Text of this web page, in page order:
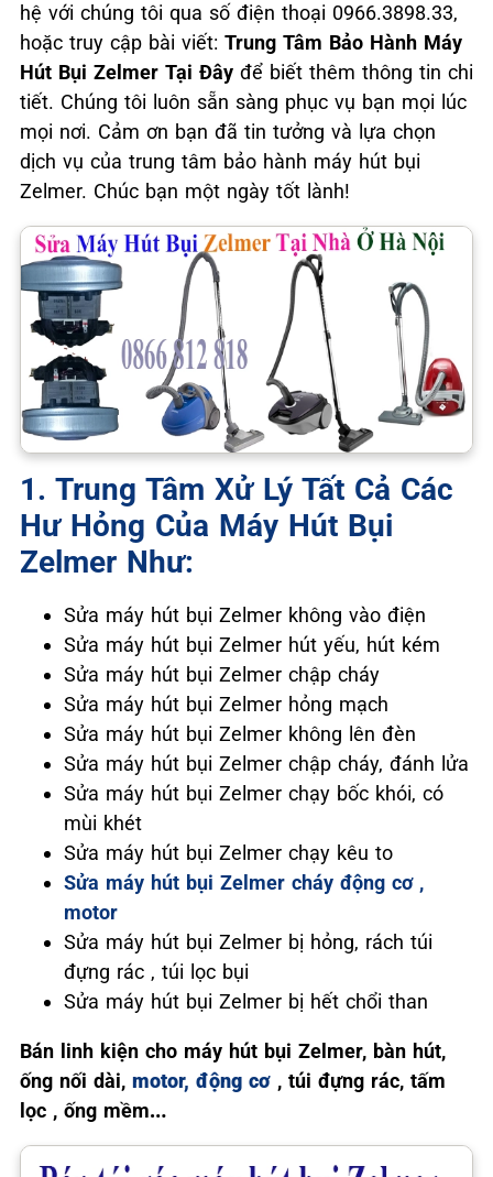
hệ với chúng tôi qua số điện thoại 0966.3898.33,
hoặc truy cập bài viết: Trung Tâm Bảo Hành Máy
Hút Bụi Zelmer Tại Đây để biết thêm thông tin chi
tiết. Chúng tôi luôn sẵn sàng phục vụ bạn mọi lúc
mọi nơi. Cảm ơn bạn đã tin tưởng và lựa chọn
dịch vụ của trung tâm bảo hành máy hút bụi
Zelmer. Chúc bạn một ngày tốt lành!
1. Trung Tâm Xử Lý Tất Cả Các
Hư Hỏng Của Máy Hút Bụi
Zelmer Như:
Sửa máy hút bụi Zelmer không vào điện
Sửa máy hút bụi Zelmer hút yếu, hút kém
Sửa máy hút bụi Zelmer chập cháy
Sửa máy hút bụi Zelmer hỏng mạch
Sửa máy hút bụi Zelmer không lên đèn
Sửa máy hút bụi Zelmer chập cháy, đánh lửa
Sửa máy hút bụi Zelmer chạy bốc khói, có
mùi khét
Sửa máy hút bụi Zelmer chạy kêu to
Sửa máy hút bụi Zelmer cháy động cơ ,
motor
Sửa máy hút bụi Zelmer bị hỏng, rách túi
đựng rác , túi lọc bụi
Sửa máy hút bụi Zelmer bị hết chổi than
Bán linh kiện cho máy hút bụi Zelmer, bàn hút,
ống nối dài, motor, động cơ , túi đựng rác, tấm
lọc , ống mềm…